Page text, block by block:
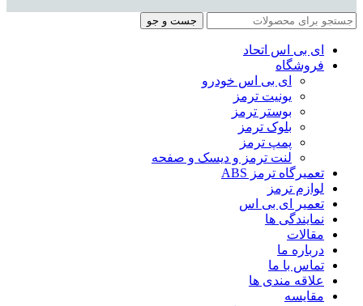
جست و جو
ای بی اس اتحاد
فروشگاه
ای بی اس خودرو
یونیت ترمز
بوستر ترمز
بلوک ترمز
پمپ ترمز
لنت ترمز و دیسک و صفحه
تعمیرگاه ترمز ABS
لوازم ترمز
تعمیر ای بی اس
نمایندگی ها
مقالات
درباره ما
تماس با ما
علاقه مندی ها
مقایسه